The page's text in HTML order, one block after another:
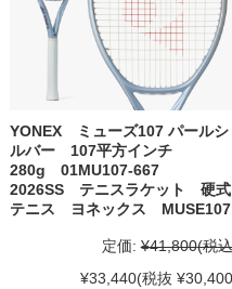
YONEX ミューズ107 パールシ
ルバー 107平方インチ
280g 01MU107-667
2026SS テニスラケット 硬式
テニス ヨネックス MUSE107
定価: ¥41,800(税
¥33,440(税抜